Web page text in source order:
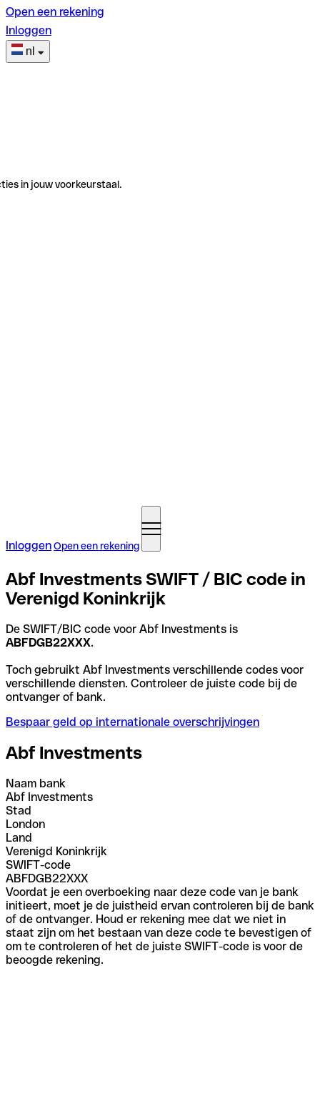
Open een rekening
Inloggen
nl
in jouw voorkeurstaal.
InloggenOpen een rekening
Abf Investments SWIFT / BIC code in
Verenigd Koninkrijk
De SWIFT/BIC code voor Abf Investments is
ABFDGB22XXX.
Toch gebruikt Abf Investments verschillende codes voor
verschillende diensten. Controleer de juiste code bij de
ontvanger of bank.
Bespaar geld op internationale overschrijvingen
Abf Investments
Naam bank
Abf Investments
Stad
London
Land
Verenigd Koninkrijk
SWIFT-code
ABFDGB22XXX
Voordat je een overboeking naar deze code van je bank
initieert, moet je de juistheid ervan controleren bij de bank
of de ontvanger. Houd er rekening mee dat we niet in
staat zijn om het bestaan van deze code te bevestigen of
om te controleren of het de juiste SWIFT-code is voor de
beoogde rekening.